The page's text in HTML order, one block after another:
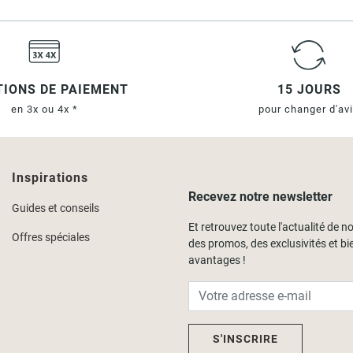
DE PAIEMENT
en 3x ou 4x *
15 JOURS
pour changer
Inspirations
Guides et conseils
Offres spéciales
Recevez notre newsletter
Et retrouvez toute l'actualité de
des promos, des exclusivités et
avantages !
S'INSCRIRE